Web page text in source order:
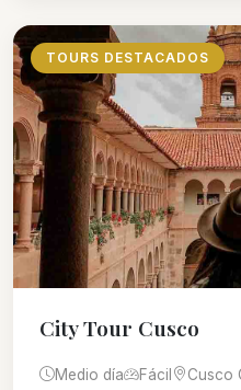
TOURS DESTACADOS
City Tour Cusco
Medio día Fácil Cusco